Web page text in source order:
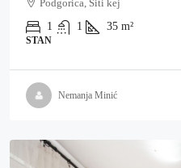
Podgorica, Siti kej
1
1 35 m²
STAN
Nemanja Minić